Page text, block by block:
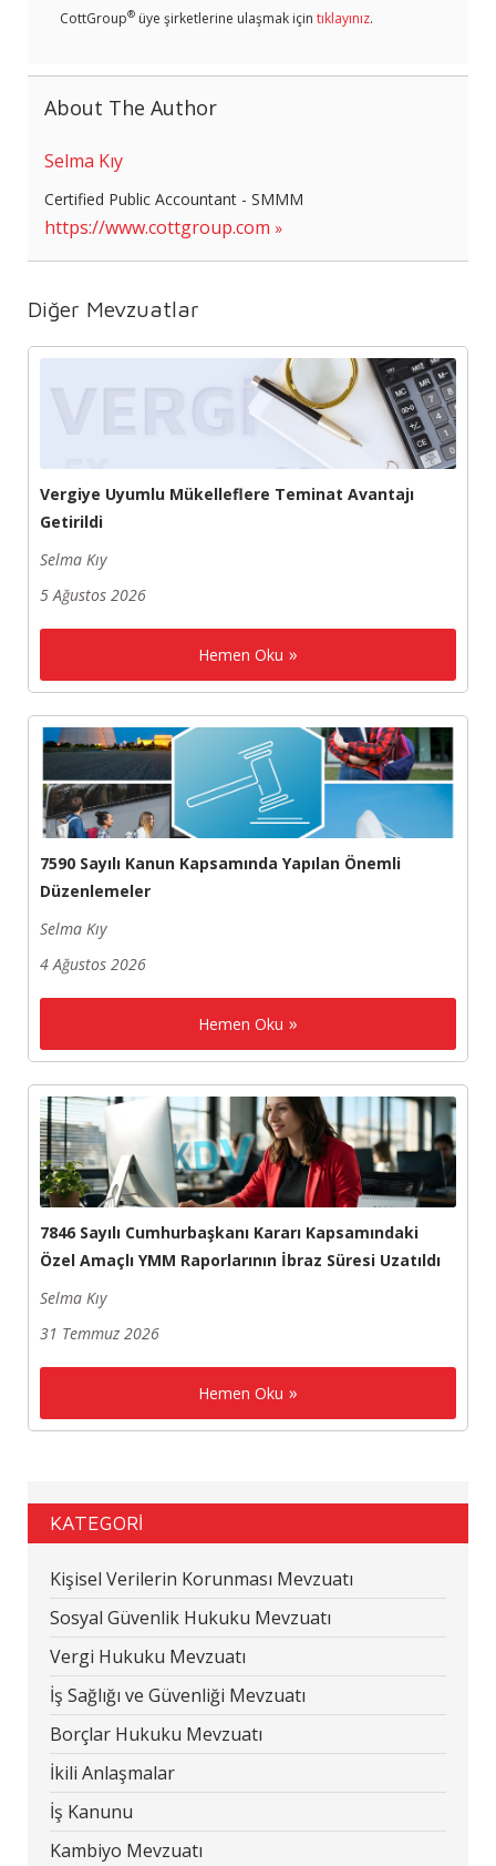
CottGroup® üye şirketlerine ulaşmak için tıklayınız.
About The Author
Selma Kıy
Certified Public Accountant - SMMM
https://www.cottgroup.com
Diğer Mevzuatlar
Vergiye Uyumlu Mükelleflere Teminat Avantajı
Getirildi
Selma Kıy
5 Ağustos 2026
Hemen Oku
7590 Sayılı Kanun Kapsamında Yapılan Önemli
Düzenlemeler
Selma Kıy
4 Ağustos 2026
Hemen Oku
7846 Sayılı Cumhurbaşkanı Kararı Kapsamındaki
Özel Amaçlı YMM Raporlarının İbraz Süresi Uzatıldı
Selma Kıy
31 Temmuz 2026
Hemen Oku
KATEGORİ
Kişisel Verilerin Korunması Mevzuatı
Sosyal Güvenlik Hukuku Mevzuatı
Vergi Hukuku Mevzuatı
İş Sağlığı ve Güvenliği Mevzuatı
Borçlar Hukuku Mevzuatı
İkili Anlaşmalar
İş Kanunu
Kambiyo Mevzuatı